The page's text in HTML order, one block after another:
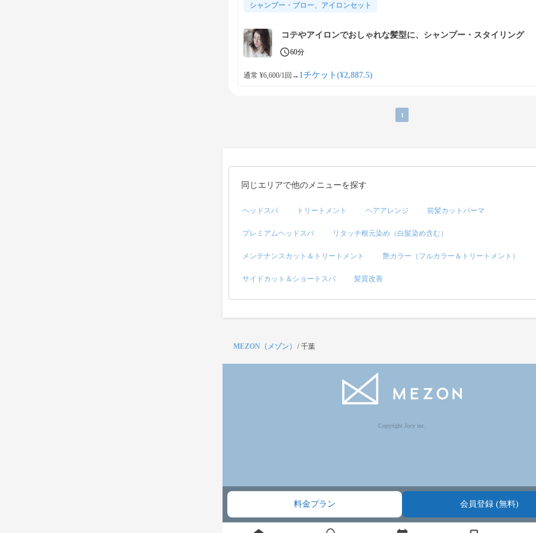
シャンプー・ブロー、アイロンセット
コテやアイロンでおしゃれな髪型に、シャンプー・スタイリング
60分
通常 ¥6,600/1回 → 1チケット(¥2,887.5)
1
料金プラン 会員登録 (無料)
同じエリアで他のメニューを探す
ヘッドスパ トリートメント ヘアアレンジ 前髪カットパーマ
プレミアムヘッドスパ リタッチ根元染め（白髪染め含む）
メンテナンスカット＆トリートメント 艶カラー（フルカラー＆トリートメント）
サイドカット＆ショートスパ 髪質改善
MEZON（メゾン） /千葉
Copyright Jocy inc.